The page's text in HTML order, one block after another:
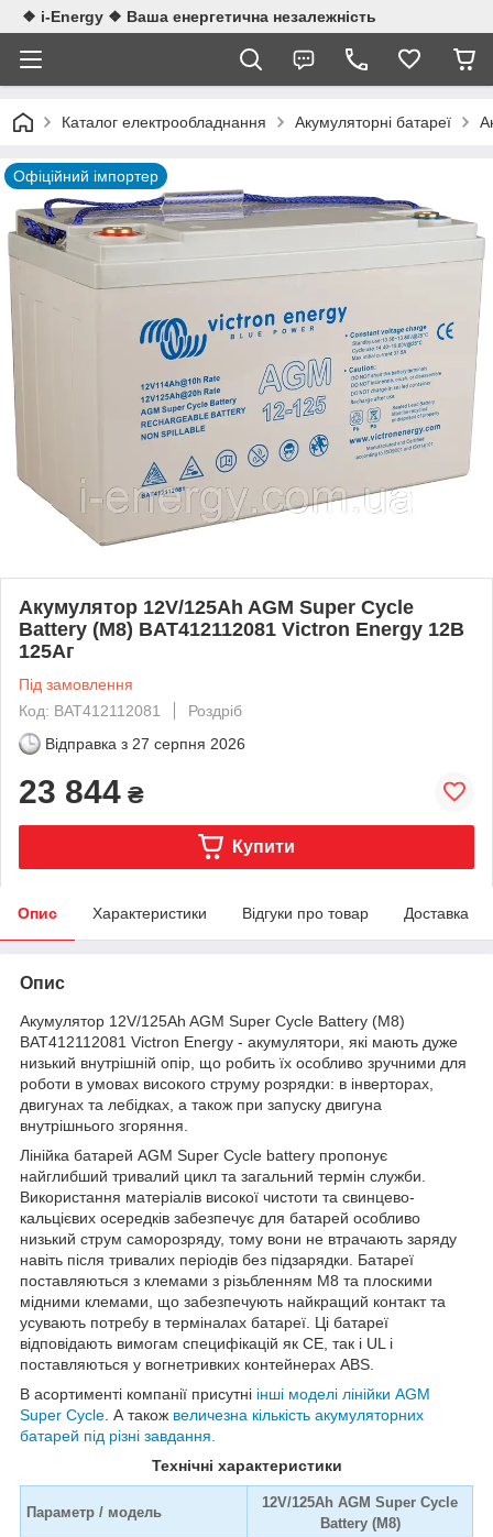
❖ i-Energy ❖ Ваша енергетична незалежність
Каталог електрообладнання Акумуляторні батареї
Офіційний імпортер
Акумулятор 12V/125Ah AGM Super Cycle
Battery (M8) BAT412112081 Victron Energy 12В
125Аг
Під замовлення
Код: BAT412112081
Роздріб
Відправка з 27 серпня 2026
23 844 ₴
Купити
Опис Характеристики Відгуки про товар Доставка
Опис
Акумулятор 12V/125Ah AGM Super Cycle Battery (M8)
BAT412112081 Victron Energy - акумулятори, які мають дуже
низький внутрішній опір, що робить їх особливо зручними для
роботи в умовах високого струму розрядки: в інверторах,
двигунах та лебідках, а також при запуску двигуна
внутрішнього згоряння.
Лінійка батарей AGM Super Cycle battery пропонує
найглибший тривалий цикл та загальний термін служби.
Використання матеріалів високої чистоти та свинцево-
кальцієвих осередків забезпечує для батарей особливо
низький струм саморозряду, тому вони не втрачають заряду
навіть після тривалих періодів без підзарядки. Батареї
поставляються з клемами з різьбленням М8 та плоскими
мідними клемами, що забезпечують найкращий контакт та
усувають потребу в терміналах батареї. Ці батареї
відповідають вимогам специфікацій як CE, так і UL і
поставляються у вогнетривких контейнерах ABS.
В асортименті компанії присутні інші моделі лінійки AGM
Super Cycle . А також величезна кількість акумуляторних
батарей під різні завдання.
Технічні характеристики
Параметр / модель
12V/125Ah AGM Super Cycle
Battery (M8)